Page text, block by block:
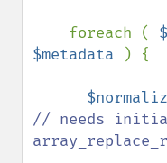
    foreach (
$metadata
) {
// needs